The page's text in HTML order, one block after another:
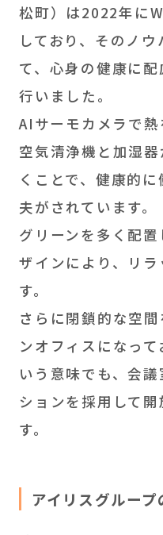
松町）は2022年に
しており、そのノ
て、心身の健康に
行いました。
AIサーモカメラで熱
空気清浄機と加湿
くことで、健康的
夫がされています。
グリーンを多く配
ザインにより、リ
す。
さらに閉鎖的な空
ンオフィスになっ
いう意味でも、会
ションを採用して
す。
アイリスグルー